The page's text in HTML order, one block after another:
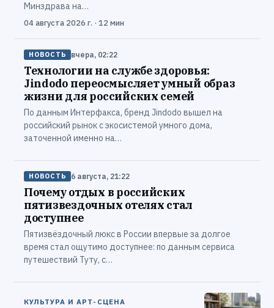
Минздрава на…
04 августа 2026 г. · 12 мин
НОВОСТЬ вчера, 02:22
Технологии на службе здоровья:
Jindodo переосмысляет умный образ
жизни для российских семей
По данным Интерфакса, бренд Jindodo вышел на
российский рынок с экосистемой умного дома,
заточенной именно на…
НОВОСТЬ 6 августа, 21:22
Почему отдых в российских
пятизвездочных отелях стал
доступнее
Пятизвёздочный люкс в России впервые за долгое
время стал ощутимо доступнее: по данным сервиса
путешествий Туту, с…
КУЛЬТУРА И АРТ-СЦЕНА